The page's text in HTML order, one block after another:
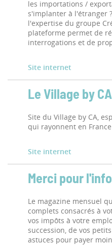
les importations /
s'implanter à l'étranger
l'expertise du groupe
plateforme permet de
interrogations et de
Site internet
Le Village by CA
Site du Village by CA,
qui rayonnent en
Site internet
Merci pour l'info
Le magazine mensuel
complets consacrés à
vos impôts à votre
succession, de vos
astuces pour payer